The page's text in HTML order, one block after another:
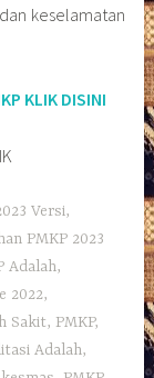
keselamatan
KLIK DISINI
Versi,
PMKP 2023
Adalah,
2022,
Sakit, PMKP,
Adalah,